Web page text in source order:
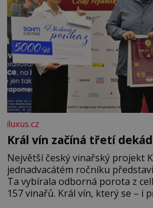
iluxus.cz
Král vín začíná třetí
Největší český vinařský projekt
jednadvacátém ročníku
Ta vybírala odborná porota z
157 vinařů. Král vín, který se – i